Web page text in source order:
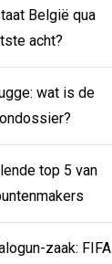
België qua
acht?
wat is de
top 5 van
zaak: FIFA